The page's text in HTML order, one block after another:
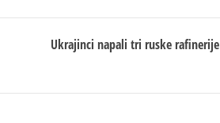
Ukrajinci napali tri ruske rafinerije